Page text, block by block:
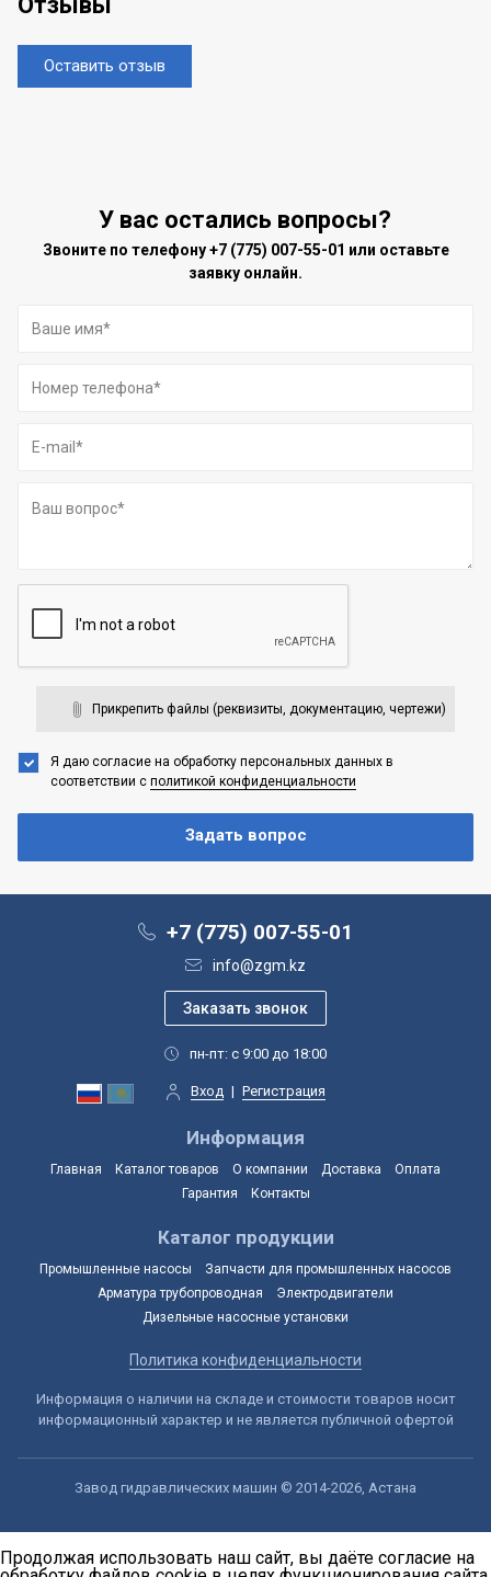
Оставить отзыв
У вас остались вопросы?
Звоните по телефону+7 (775) 007-55-01 или оставьте
заявку онлайн.
Прикрепить файлы (реквизиты, документацию, чертежи)
Я даю согласие на обработку персональных данных в
соответствии с политикой конфиденциальности
+7 (775) 007-55-01
info@zgm.kz
пн-пт: с 9:00 до 18:00
Вход | Регистрация
Информация
Главная Каталог товаров О компании Доставка
Оплата
Гарантия
Контакты
Каталог продукции
Промышленные насосы
Запчасти для промышленных насосов
Арматура трубопроводная
Электродвигатели
Дизельные насосные установки
Политика конфиденциальности
Информация о наличии на складе и стоимости товаров носит
информационный характер и не является публичной офертой
Завод гидравлических машин © 2014-2026, Астана
Продолжая использовать наш сайт, вы даёте согласие на